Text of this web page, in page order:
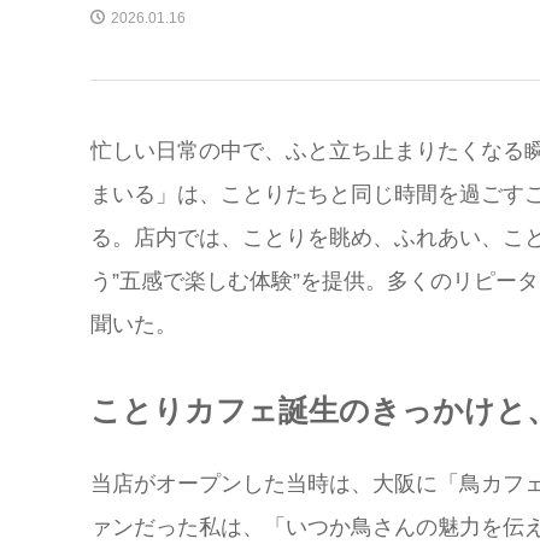
2026.01.16
忙しい日常の中で、ふと立ち止まりたくなる
まいる」は、ことりたちと同じ時間を過ご
る。店内では、ことりを眺め、ふれあい、こ
う”五感で楽しむ体験”を提供。多くのリピー
聞いた。
ことりカフェ誕生のきっかけ
当店がオープンした当時は、大阪に「鳥カフ
ァンだった私は、「いつか鳥さんの魅力を